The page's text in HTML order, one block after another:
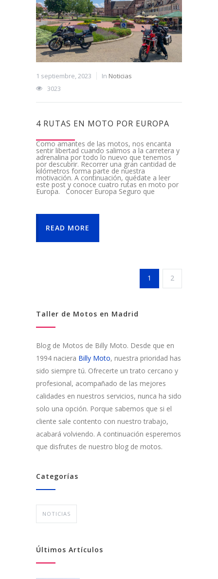
1 septiembre, 2023 In Noticias
3023
4 RUTAS EN MOTO POR EUROPA
Como amantes de las motos, nos encanta
sentir libertad cuando salimos a la carretera y
adrenalina por todo lo nuevo que tenemos
por descubrir. Recorrer una gran cantidad de
kilómetros forma parte de nuestra
motivación. A continuación, quédate a leer
este post y conoce cuatro rutas en moto por
Europa. Conocer Europa Seguro que
READ MORE
1 2
Taller de Motos en Madrid
Blog de Motos de Billy Moto. Desde que en
1994 naciera Billy Moto, nuestra prioridad has
sido siempre tú. Ofrecerte un trato cercano y
profesional, acompañado de las mejores
calidades en nuestros servicios, nunca ha sido
solo una opción. Porque sabemos que si el
cliente sale contento con nuestro trabajo,
acabará volviendo. A continuación esperemos
que disfrutes de nuestro blog de motos.
Categorías
NOTICIAS
Últimos Artículos